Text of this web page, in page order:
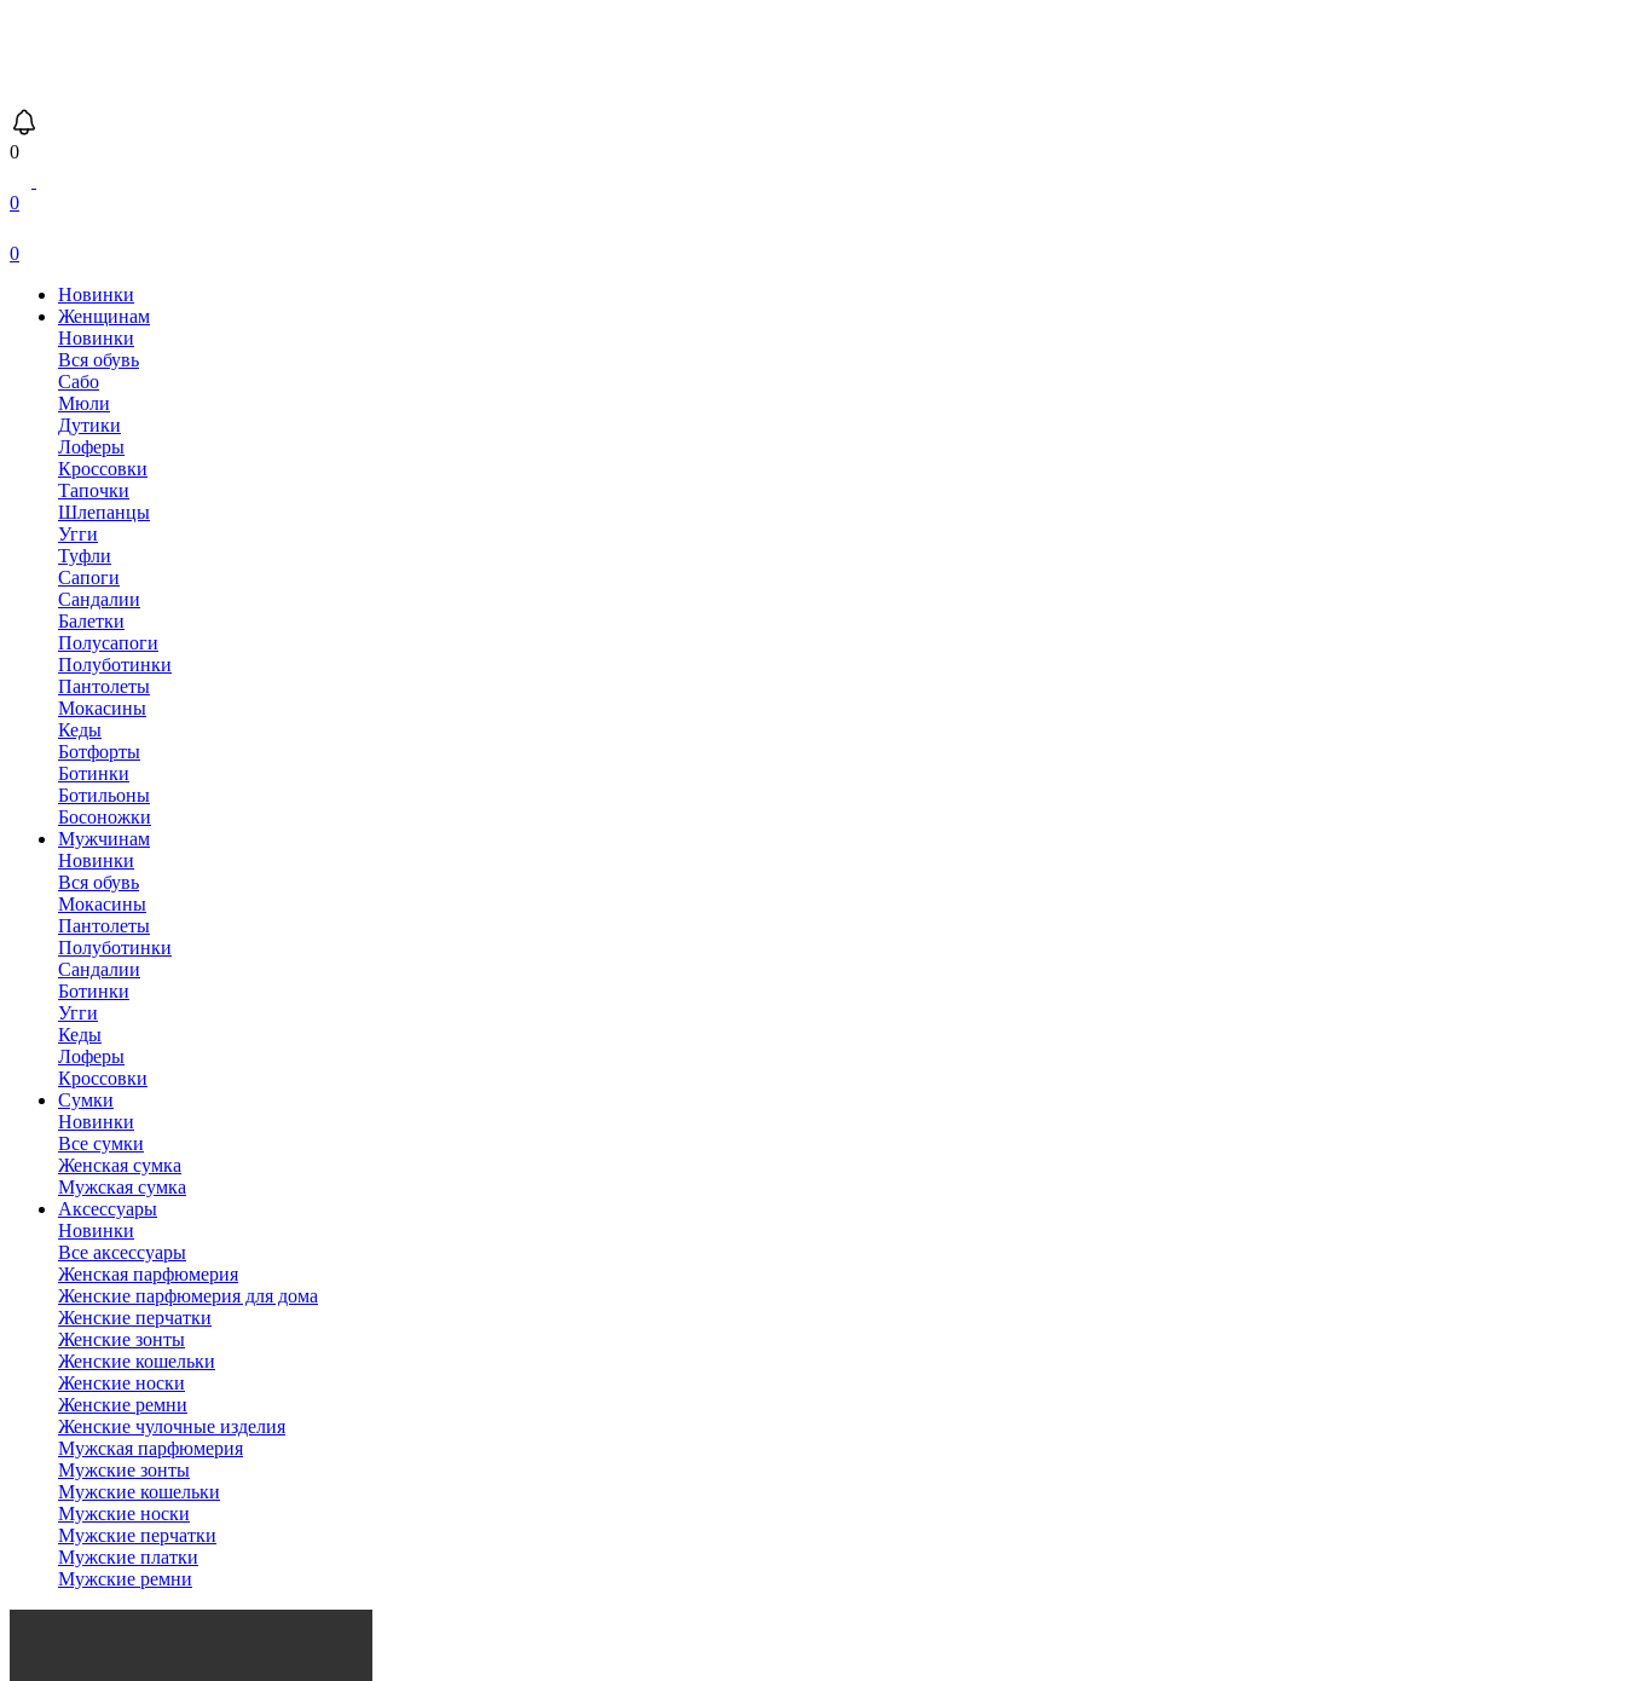
0
0
0
Новинки
Женщинам
Новинки
Вся обувь
Сабо
Мюли
Дутики
Лоферы
Кроссовки
Тапочки
Шлепанцы
Угги
Туфли
Сапоги
Сандалии
Балетки
Полусапоги
Полуботинки
Пантолеты
Мокасины
Кеды
Ботфорты
Ботинки
Ботильоны
Босоножки
Мужчинам
Новинки
Вся обувь
Мокасины
Пантолеты
Полуботинки
Сандалии
Ботинки
Угги
Кеды
Лоферы
Кроссовки
Сумки
Новинки
Все сумки
Женская сумка
Мужская сумка
Аксессуары
Новинки
Все аксессуары
Женская парфюмерия
Женские парфюмерия для дома
Женские перчатки
Женские зонты
Женские кошельки
Женские носки
Женские ремни
Женские чулочные изделия
Мужская парфюмерия
Мужские зонты
Мужские кошельки
Мужские носки
Мужские перчатки
Мужские платки
Мужские ремни